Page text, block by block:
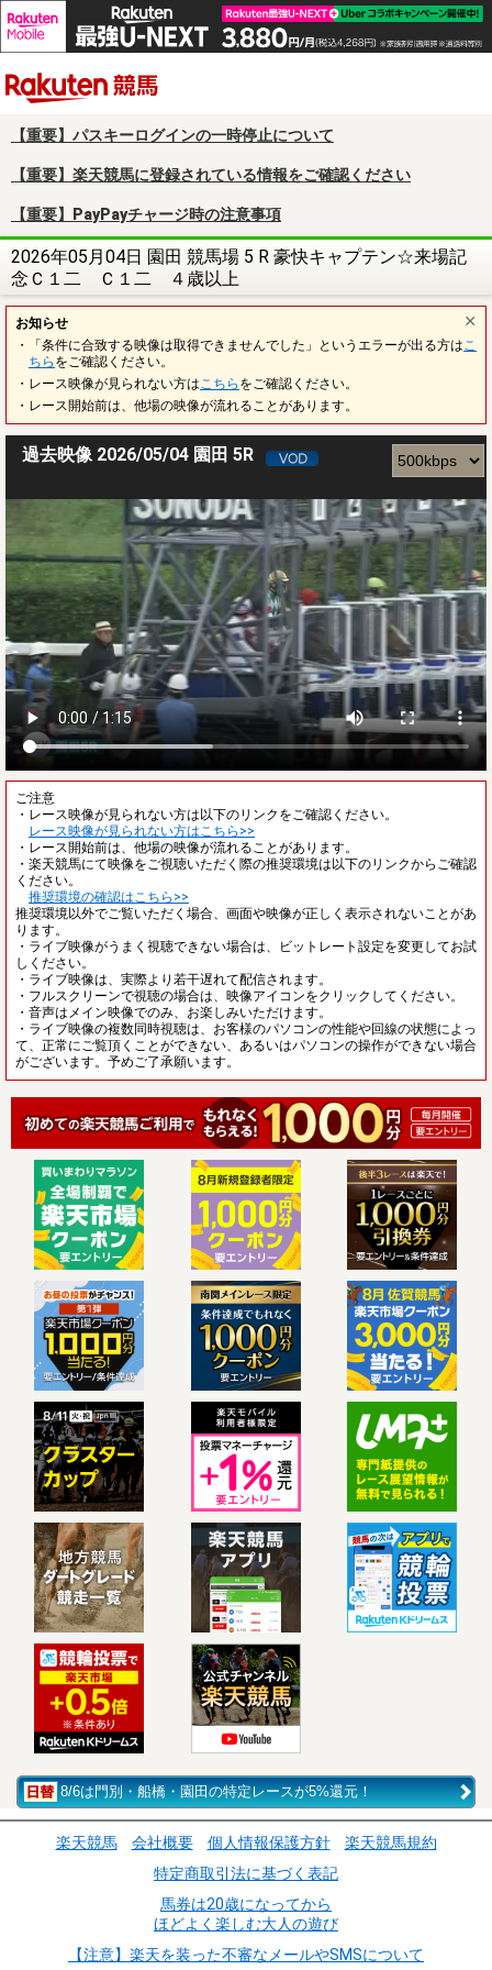
【重要】パスキーログインの一時停止について
【重要】楽天競馬に登録されている情報をご確認ください
【重要】PayPayチャージ時の注意事項
2026年05月04日 園田 競馬場 5 R 豪快キャプテン☆来場記
念Ｃ１二 Ｃ１二 ４歳以上
お知らせ
・「条件に合致する映像は取得できませんでした」というエラーが出る方は こ
ちら をご確認ください。
・レース映像が見られない方は こちら をご確認ください。
・レース開始前は、他場の映像が流れることがあります。
過去映像 2026/05/04 園田 5R
ご注意
・レース映像が見られない方は以下のリンクをご確認ください。
レース映像が見られない方はこちら>>
・レース開始前は、他場の映像が流れることがあります。
・楽天競馬にて映像をご視聴いただく際の推奨環境は以下のリンクからご確認
ください。
推奨環境の確認はこちら>>
推奨環境以外でご覧いただく場合、画面や映像が正しく表示されないことがあ
ります。
・ライブ映像がうまく視聴できない場合は、ビットレート設定を変更してお試
しください。
・ライブ映像は、実際より若干遅れて配信されます。
・フルスクリーンで視聴の場合は、映像アイコンをクリックしてください。
・音声はメイン映像でのみ、お楽しみいただけます。
・ライブ映像の複数同時視聴は、お客様のパソコンの性能や回線の状態によっ
て、正常にご覧頂くことができない、あるいはパソコンの操作ができない場合
がございます。予めご了承願います。
8/6は門別・船橋・園田の特定レースが5%還元！
楽天競馬 会社概要 個人情報保護方針
楽天競馬規約
特定商取引法に基づく表記
馬券は20歳になってから
ほどよく楽しむ大人の遊び
【注意】楽天を装った不審なメールやSMSについて